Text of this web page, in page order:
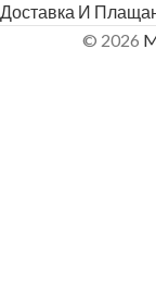
Доставка И
© 2026